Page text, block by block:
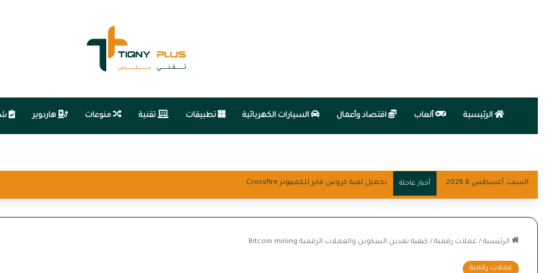
الرئيسية ألعاب اقتصاد وأعمال السيارات الكهربائية تطبيقات تقنية منوعات هاردوير
السبت, أغسطس 8 2026 أخبار عاجلة تحميل لعبة كروس فاير للكمبيوتر Crossfire
الرئيسية / عملات رقمية / كيفية تعدين البيتكوين والعملات الرقمية Bitcoin mining
عملات رقمية